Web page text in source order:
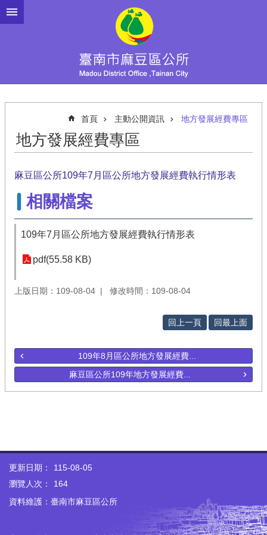
跳到主要內容區塊
首頁 主動公開資訊 地方發展經費專區
地方發展經費專區
麻豆區公所109年7月區公所地方發展經費執行情形表
相關檔案
109年7月區公所地方發展經費執行情形表
pdf(55.58 KB)
上版日期：109-08-04 修改時間：109-08-04
回上一頁 回最上面
109年8月區公所地方發展經費...
麻豆區公所109年地方發展經費...
更新日期：
115-08-05
瀏覽人次：
164
資料維護：臺南市麻豆區公所